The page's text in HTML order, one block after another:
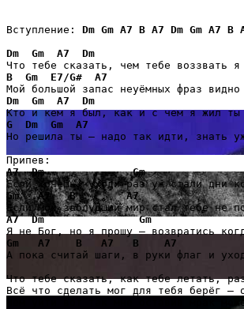
Вступление: Dm Gm A7 B A7 Dm Gm A7 B
Dm
Gm A7
Dm
B
Gm E7/G#
A7
Dm
Gm A7
Dm
G
Dm Gm
A7
Но решила ты – надо так идти, знать
A7
Dm
Gm
Gm
A7 B
A7
A7
Dm
Gm
Gm
A7 B A7 B
A7
А пока считай шаги, в руки флаг и
Что тебе сказать, как тебе летать,
Всё что сделать мог для тебя берёг –
Чем уйти вот так мне оставив мрак